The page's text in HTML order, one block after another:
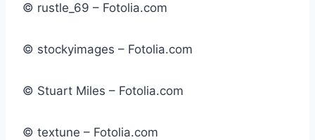
© rustle_69 – Fotolia.com
© stockyimages – Fotolia.com
© Stuart Miles – Fotolia.com
© textune – Fotolia.com